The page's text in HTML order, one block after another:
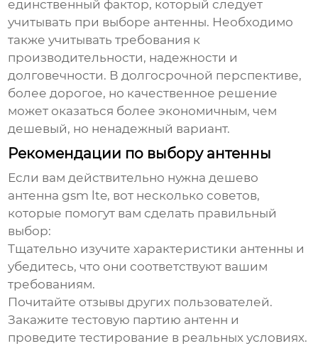
единственный фактор, который следует
учитывать при выборе антенны. Необходимо
также учитывать требования к
производительности, надежности и
долговечности. В долгосрочной перспективе,
более дорогое, но качественное решение
может оказаться более экономичным, чем
дешевый, но ненадежный вариант.
Рекомендации по выбору антенны
Если вам действительно нужнадешево
антенна gsm lte, вот несколько советов,
которые помогут вам сделать правильный
выбор:
Тщательно изучите характеристики антенны и
убедитесь, что они соответствуют вашим
требованиям.
Почитайте отзывы других пользователей.
Закажите тестовую партию антенн и
проведите тестирование в реальных условиях.